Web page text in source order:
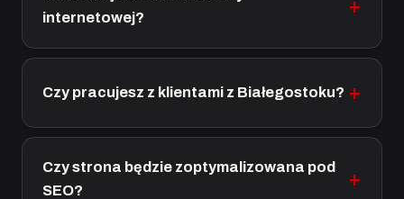
internetowej?
Czy pracujesz z klientami z Białegostoku?
Czy strona będzie zoptymalizowana pod
SEO?